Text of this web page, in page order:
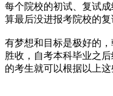
每个院校的初试、复试
算最后没进报考院校的复
有梦想和目标是极好的
胜收，自考本科毕业之
的考生就可以根据以上这